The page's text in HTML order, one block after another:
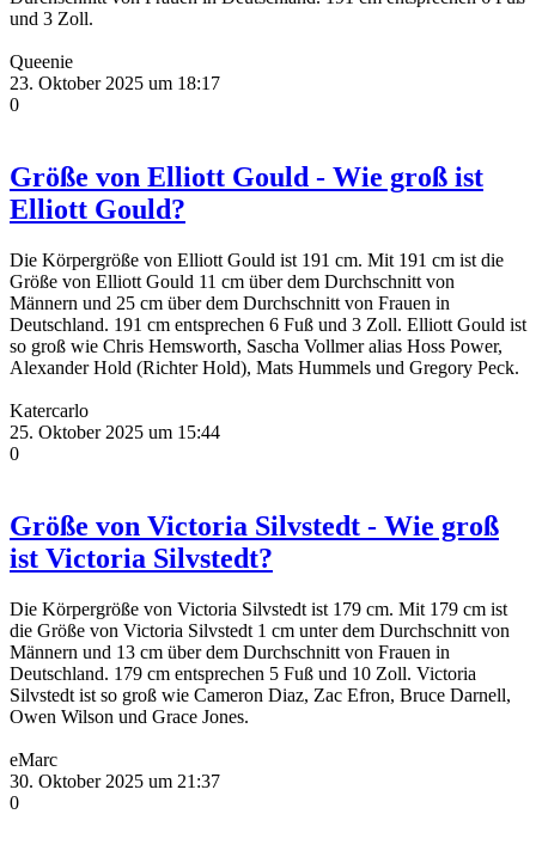
und 3 Zoll.
Queenie
23. Oktober 2025 um 18:17
0
Größe von Elliott Gould - Wie groß ist
Elliott Gould?
Die Körpergröße von Elliott Gould ist 191 cm. Mit 191 cm ist die
Größe von Elliott Gould 11 cm über dem Durchschnitt von
Männern und 25 cm über dem Durchschnitt von Frauen in
Deutschland. 191 cm entsprechen 6 Fuß und 3 Zoll. Elliott Gould ist
so groß wie Chris Hemsworth, Sascha Vollmer alias Hoss Power,
Alexander Hold (Richter Hold), Mats Hummels und Gregory Peck.
Katercarlo
25. Oktober 2025 um 15:44
0
Größe von Victoria Silvstedt - Wie groß
ist Victoria Silvstedt?
Die Körpergröße von Victoria Silvstedt ist 179 cm. Mit 179 cm ist
die Größe von Victoria Silvstedt 1 cm unter dem Durchschnitt von
Männern und 13 cm über dem Durchschnitt von Frauen in
Deutschland. 179 cm entsprechen 5 Fuß und 10 Zoll. Victoria
Silvstedt ist so groß wie Cameron Diaz, Zac Efron, Bruce Darnell,
Owen Wilson und Grace Jones.
eMarc
30. Oktober 2025 um 21:37
0